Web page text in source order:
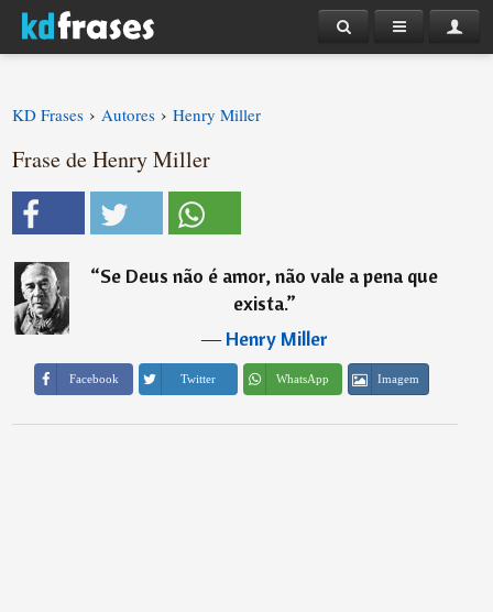
KD Frases › Autores › Henry Miller
Frase de Henry Miller
“Se Deus não é amor, não vale a pena que
exista.”
―Henry Miller
Facebook Twitter WhatsApp Imagem